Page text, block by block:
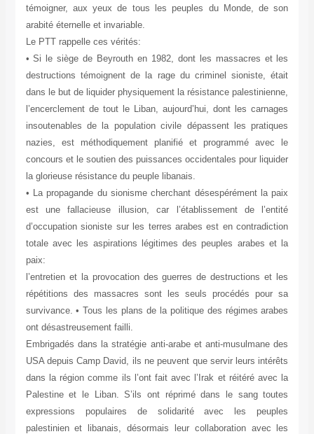
témoigner, aux yeux de tous les peuples du Monde, de son
arabité éternelle et invariable.
Le PTT rappelle ces vérités:
• Si le siège de Beyrouth en 1982, dont les massacres et les
destructions témoignent de la rage du criminel sioniste, était
dans le but de liquider physiquement la résistance palestinienne,
l’encerclement de tout le Liban, aujourd’hui, dont les carnages
insoutenables de la population civile dépassent les pratiques
nazies, est méthodiquement planifié et programmé avec le
concours et le soutien des puissances occidentales pour liquider
la glorieuse résistance du peuple libanais.
• La propagande du sionisme cherchant désespérément la paix
est une fallacieuse illusion, car l’établissement de l’entité
d’occupation sioniste sur les terres arabes est en contradiction
totale avec les aspirations légitimes des peuples arabes et la
paix:
l’entretien et la provocation des guerres de destructions et les
répétitions des massacres sont les seuls procédés pour sa
survivance. • Tous les plans de la politique des régimes arabes
ont désastreusement failli.
Embrigadés dans la stratégie anti-arabe et anti-musulmane des
USA depuis Camp David, ils ne peuvent que servir leurs intérêts
dans la région comme ils l’ont fait avec l’Irak et réitéré avec la
Palestine et le Liban. S’ils ont réprimé dans le sang toutes
expressions populaires de solidarité avec les peuples
palestinien et libanais, désormais leur collaboration avec les